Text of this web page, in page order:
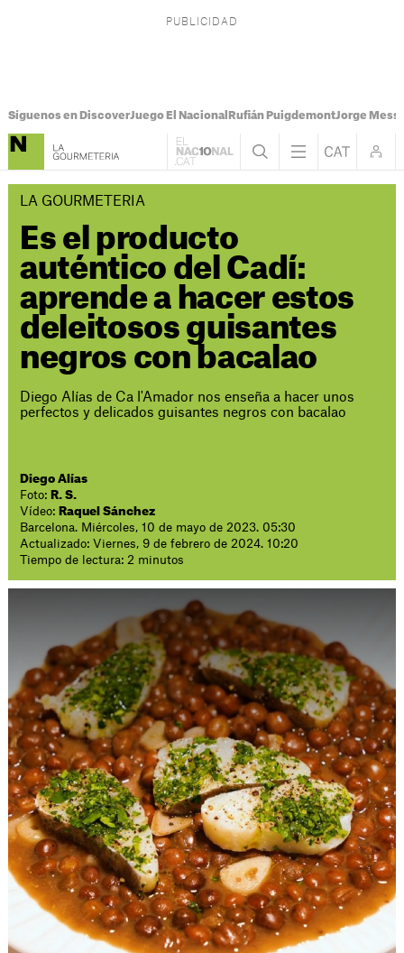
Síguenos en DiscoverJuego El Nacional Rufián PuigdemontJorge Messi
LA GOURMETERIA
Es el producto
auténtico del Cadí:
aprende a hacer estos
deleitosos guisantes
negros con bacalao
Diego Alías de Ca l'Amador nos enseña a hacer unos
perfectos y delicados guisantes negros con bacalao
Diego Alías
Foto: R. S.
Vídeo: Raquel Sánchez
Barcelona. Miércoles, 10 de mayo de 2023. 05:30
Actualizado: Viernes, 9 de febrero de 2024. 10:20
Tiempo de lectura: 2 minutos